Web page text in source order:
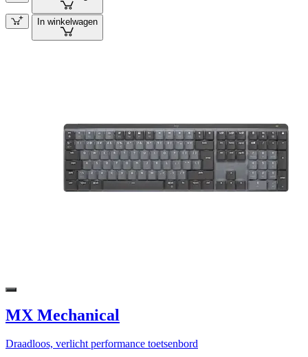
In winkelwagen
MX Mechanical
Draadloos, verlicht performance toetsenbord